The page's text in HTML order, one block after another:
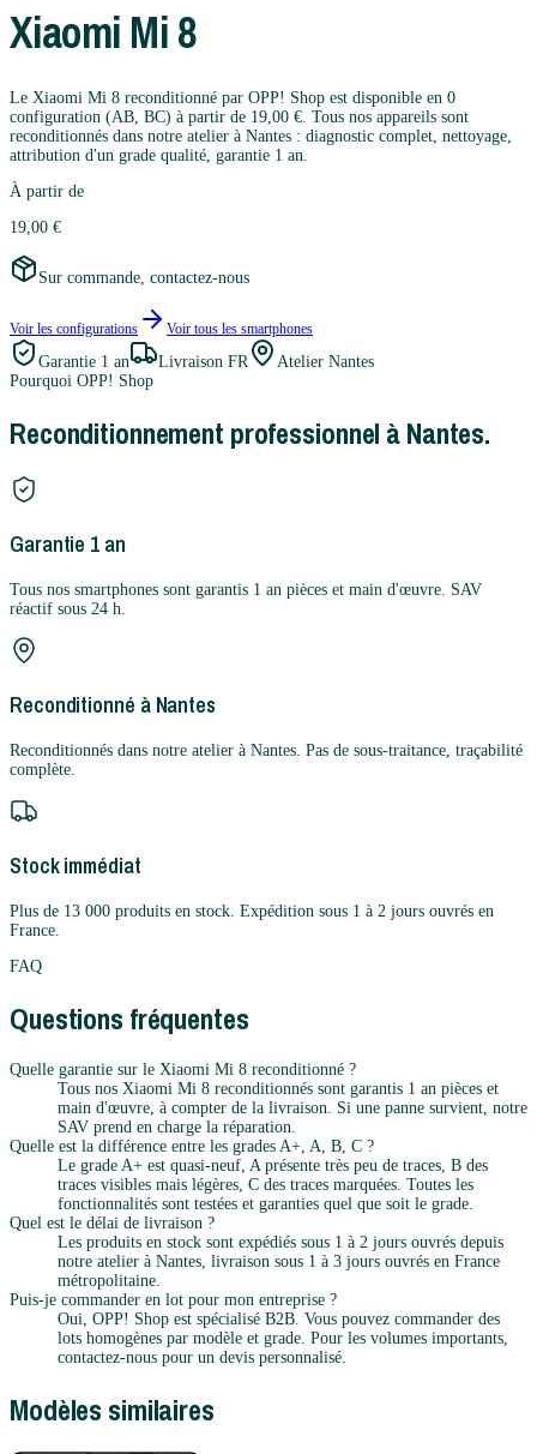
Xiaomi Mi 8
Le Xiaomi Mi 8 reconditionné par OPP! Shop est disponible en 0
configuration (AB, BC) à partir de 19,00 €. Tous nos appareils sont
reconditionnés dans notre atelier à Nantes : diagnostic complet, nettoyage,
attribution d'un grade qualité, garantie 1 an.
À partir de
19,00 €
Sur commande, contactez-nous
Voir les configurations Voir tous les smartphones
Garantie 1 an Livraison FR
Atelier Nantes
Pourquoi OPP! Shop
Reconditionnement professionnel à Nantes.
Garantie 1 an
Tous nos smartphones sont garantis 1 an pièces et main d'œuvre. SAV
réactif sous 24 h.
Reconditionné à Nantes
Reconditionnés dans notre atelier à Nantes. Pas de sous-traitance, traçabilité
complète.
Stock immédiat
Plus de 13 000 produits en stock. Expédition sous 1 à 2 jours ouvrés en
France.
FAQ
Questions fréquentes
Quelle garantie sur le Xiaomi Mi 8 reconditionné ?
Tous nos Xiaomi Mi 8 reconditionnés sont garantis 1 an pièces et
main d'œuvre, à compter de la livraison. Si une panne survient, notre
SAV prend en charge la réparation.
Quelle est la différence entre les grades A+, A, B, C ?
Le grade A+ est quasi-neuf, A présente très peu de traces, B des
traces visibles mais légères, C des traces marquées. Toutes les
fonctionnalités sont testées et garanties quel que soit le grade.
Quel est le délai de livraison ?
Les produits en stock sont expédiés sous 1 à 2 jours ouvrés depuis
notre atelier à Nantes, livraison sous 1 à 3 jours ouvrés en France
métropolitaine.
Puis-je commander en lot pour mon entreprise ?
Oui, OPP! Shop est spécialisé B2B. Vous pouvez commander des
lots homogènes par modèle et grade. Pour les volumes importants,
contactez-nous pour un devis personnalisé.
Modèles similaires